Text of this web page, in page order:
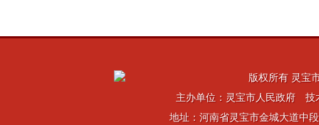
版权所有 灵宝
主办单位：灵宝市人民政府 技
地址：河南省灵宝市金城大道